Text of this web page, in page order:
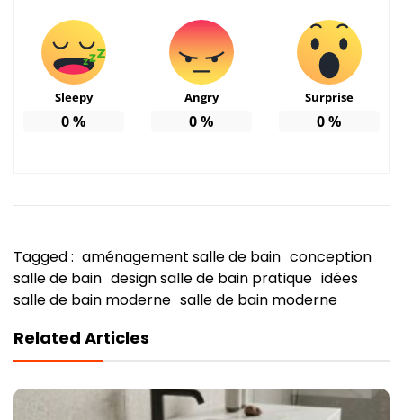
Sleepy
0%
Angry
0%
Surprise
0%
Tagged : aménagement salle de bain conception
salle de bain design salle de bain pratique idées
salle de bain moderne salle de bain moderne
Related Articles